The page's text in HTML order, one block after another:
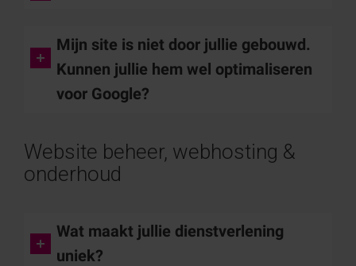
Mijn site is niet door jullie gebouwd.
Kunnen jullie hem wel optimaliseren
voor Google?
Website beheer, webhosting &
onderhoud
Wat maakt jullie dienstverlening
uniek?